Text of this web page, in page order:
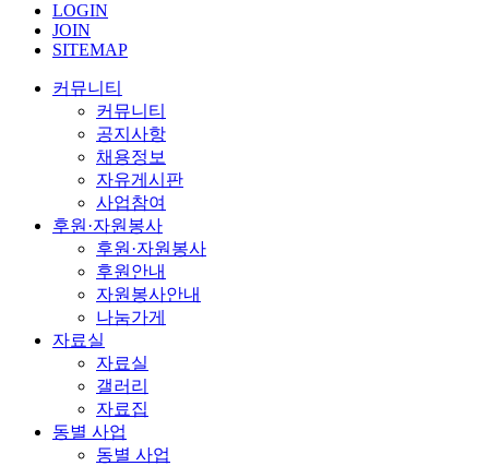
LOGIN
JOIN
SITEMAP
커뮤니티
커뮤니티
공지사항
채용정보
자유게시판
사업참여
후원·자원봉사
후원·자원봉사
후원안내
자원봉사안내
나눔가게
자료실
자료실
갤러리
자료집
동별 사업
동별 사업